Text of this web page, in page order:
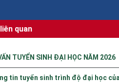
quan
TUYỂN SINH ĐẠI HỌC NĂM 2026
tin tuyển sinh trình độ đại học của